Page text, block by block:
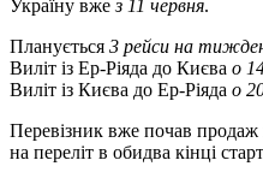
Україну вжез 11 червня.
Планується 3 рейси на
Виліт із Ер-Ріяда до Києва о
Виліт із Києва до Ер-Ріяда о
Перевізник вже почав продаж
на переліт в обидва кінці